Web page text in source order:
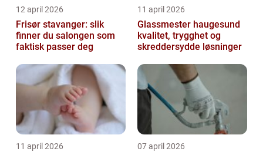
12 april 2026
Frisør stavanger: slik
finner du salongen som
faktisk passer deg
11 april 2026
Glassmester haugesund
kvalitet, trygghet og
skreddersydde løsninger
11 april 2026 07 april 2026